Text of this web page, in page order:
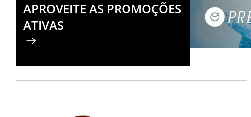
APROVEITE AS PROMOÇÕES
ATIVAS